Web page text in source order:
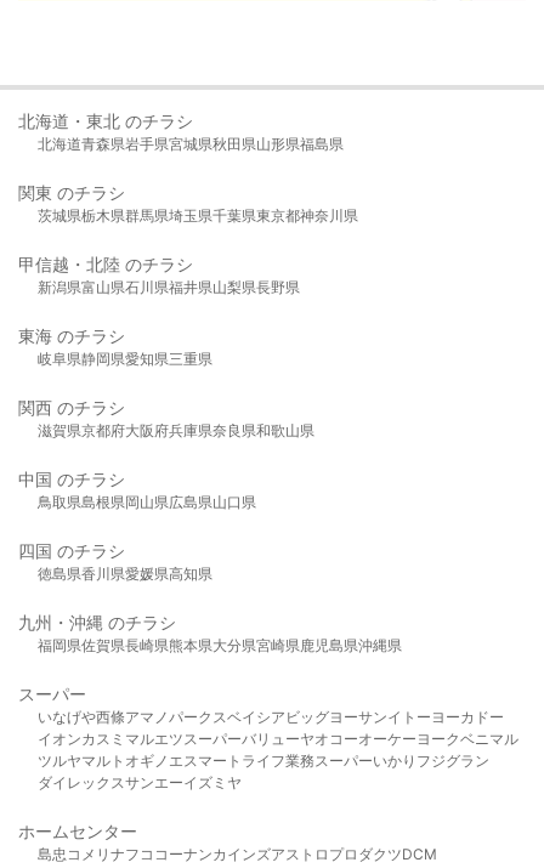
北海道・東北 のチラシ
北海道青森県岩手県宮城県秋田県山形県福島県
関東 のチラシ
茨城県栃木県群馬県埼玉県千葉県東京都神奈川県
甲信越・北陸 のチラシ
新潟県富山県石川県福井県山梨県長野県
東海 のチラシ
岐阜県静岡県愛知県三重県
関西 のチラシ
滋賀県京都府大阪府兵庫県奈良県和歌山県
中国 のチラシ
鳥取県島根県岡山県広島県山口県
四国 のチラシ
徳島県香川県愛媛県高知県
九州・沖縄 のチラシ
福岡県佐賀県長崎県熊本県大分県宮崎県鹿児島県沖縄県
スーパー
いなげや西條アマノパークスベイシア ビッグヨーサンイトーヨーカドー
イオンカスミ マルエツスーパーバリューヤオコーオーケー ヨークベニマル
ツルヤマルト オギノ エスマート ライフ業務スーパーいかり フジグラン
ダイレックスサンエーイズミヤ
ホームセンター
島忠 コメリ ナフコ コーナンカインズアストロプロダクツDCM